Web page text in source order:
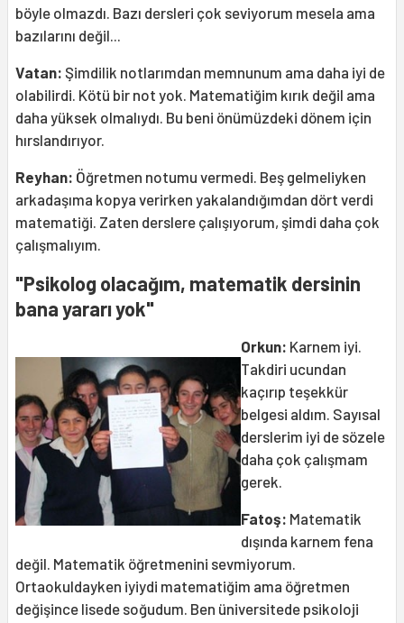
böyle olmazdı. Bazı dersleri çok seviyorum mesela ama
bazılarını değil...
Vatan: Şimdilik notlarımdan memnunum ama daha iyi de
olabilirdi. Kötü bir not yok. Matematiğim kırık değil ama
daha yüksek olmalıydı. Bu beni önümüzdeki dönem için
hırslandırıyor.
Reyhan: Öğretmen notumu vermedi. Beş gelmeliyken
arkadaşıma kopya verirken yakalandığımdan dört verdi
matematiği. Zaten derslere çalışıyorum, şimdi daha çok
çalışmalıyım.
"Psikolog olacağım, matematik dersinin
bana yararı yok"
Orkun: Karnem iyi.
Takdiri ucundan
kaçırıp teşekkür
belgesi aldım. Sayısal
derslerim iyi de sözele
daha çok çalışmam
gerek.
Fatoş: Matematik
dışında karnem fena
değil. Matematik öğretmenini sevmiyorum.
Ortaokuldayken iyiydi matematiğim ama öğretmen
değişince lisede soğudum. Ben üniversitede psikoloji